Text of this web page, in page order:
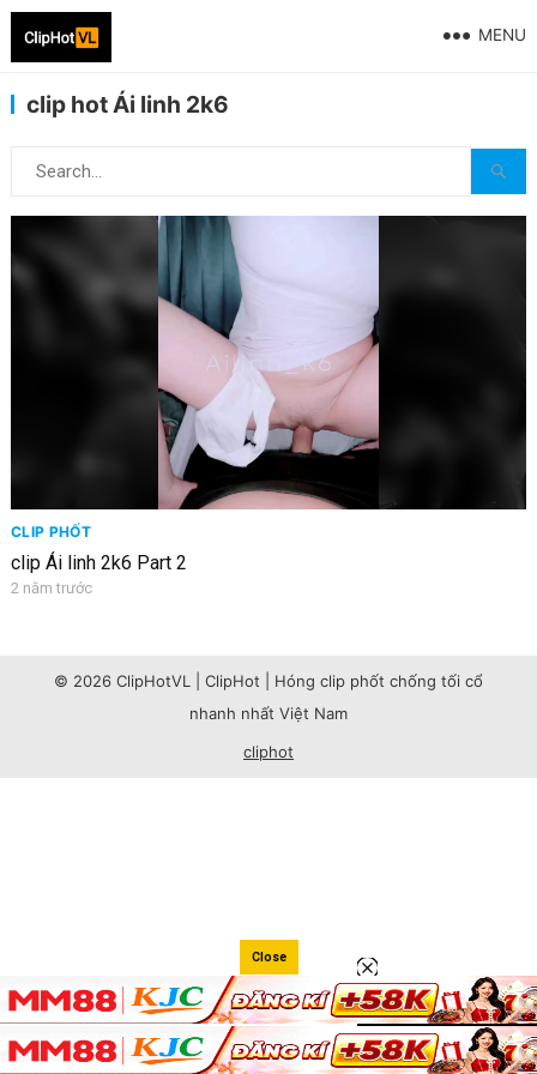
MENU
clip hot Ái linh 2k6
CLIP PHỐT
clip Ái linh 2k6 Part 2
2 năm trước
© 2026 ClipHotVL | ClipHot | Hóng clip phốt chống tối cổ
nhanh nhất Việt Nam
cliphot
Close